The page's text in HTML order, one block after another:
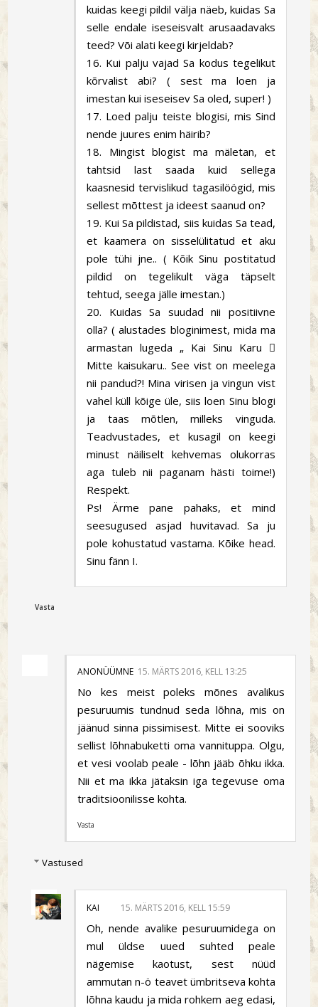
kuidas keegi pildil välja näeb, kuidas Sa
selle endale iseseisvalt arusaadavaks
teed? Või alati keegi kirjeldab?
16. Kui palju vajad Sa kodus tegelikut
kõrvalist abi? ( sest ma loen ja
imestan kui iseseisev Sa oled, super! )
17. Loed palju teiste blogisi, mis Sind
nende juures enim häirib?
18. Mingist blogist ma mäletan, et
tahtsid last saada kuid sellega
kaasnesid tervislikud tagasilöögid, mis
sellest mõttest ja ideest saanud on?
19. Kui Sa pildistad, siis kuidas Sa tead,
et kaamera on sisselülitatud et aku
pole tühi jne.. ( Kõik Sinu postitatud
pildid on tegelikult väga täpselt
tehtud, seega jälle imestan.)
20. Kuidas Sa suudad nii positiivne
olla? ( alustades bloginimest, mida ma
armastan lugeda „ Kai Sinu Karu 
Mitte kaisukaru.. See vist on meelega
nii pandud?! Mina virisen ja vingun vist
vahel küll kõige üle, siis loen Sinu blogi
ja taas mõtlen, milleks vinguda.
Teadvustades, et kusagil on keegi
minust näiliselt kehvemas olukorras
aga tuleb nii paganam hästi toime!)
Respekt.
Ps! Ärme pane pahaks, et mind
seesugused asjad huvitavad. Sa ju
pole kohustatud vastama. Kõike head.
Sinu fänn I.
Vasta
ANONÜÜMNE 15. MÄRTS 2016, KELL 13:25
No kes meist poleks mõnes avalikus
pesuruumis tundnud seda lõhna, mis on
jäänud sinna pissimisest. Mitte ei sooviks
sellist lõhnabuketti oma vannituppa. Olgu,
et vesi voolab peale - lõhn jääb õhku ikka.
Nii et ma ikka jätaksin iga tegevuse oma
traditsioonilisse kohta.
Vasta
Vastused
KAI 15. MÄRTS 2016, KELL 15:59
Oh, nende avalike pesuruumidega on
mul üldse uued suhted peale
nägemise kaotust, sest nüüd
ammutan n-ö teavet ümbritseva kohta
lõhna kaudu ja mida rohkem aeg edasi,